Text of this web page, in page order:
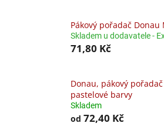
Pákový pořadač
Skladem u dodavatele -
71,80 Kč
Donau, pákový
pastelové barvy
Skladem
od 72,40 Kč